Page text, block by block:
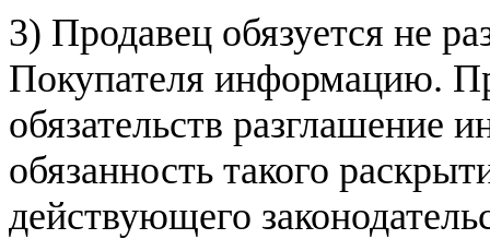
3) Продавец обязуется не
Покупателя информацию.
обязательств разглашение
обязанность такого
действующего